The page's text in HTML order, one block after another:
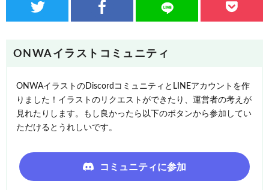
ONWAイラストコミュニティ
ONWAイラストのDiscordコミュニティとLINEアカウントを作
りました！イラストのリクエストができたり、運営者の考えが
見れたりします。もし良かったら以下のボタンから参加してい
ただけるとうれしいです。
コミュニティに参加